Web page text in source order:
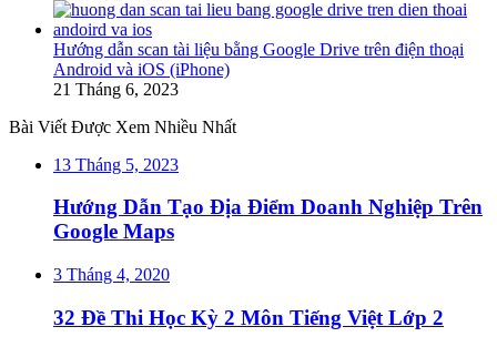
Hướng dẫn scan tài liệu bằng Google Drive trên điện thoại
Android và iOS (iPhone)
21 Tháng 6, 2023
Bài Viết Được Xem Nhiều Nhất
13 Tháng 5, 2023
Hướng Dẫn Tạo Địa Điểm Doanh Nghiệp Trên
Google Maps
3 Tháng 4, 2020
32 Đề Thi Học Kỳ 2 Môn Tiếng Việt Lớp 2